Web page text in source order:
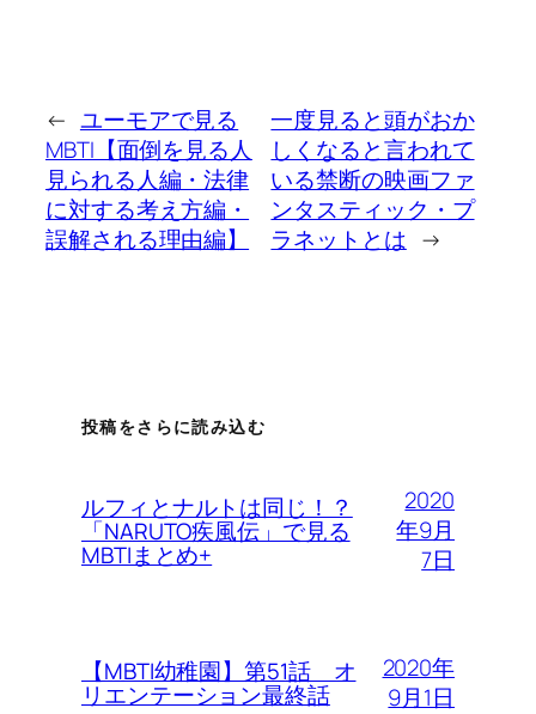
← ユーモアで見る
MBTI【面倒を見る人
見られる人編・法律
に対する考え方編・
誤解される理由編】
一度見ると頭がおか
しくなると言われて
いる禁断の映画ファ
ンタスティック・プ
ラネットとは →
投稿をさらに読み込む
ルフィとナルトは同じ！？
「NARUTO疾風伝」で見る
MBTIまとめ+
2020
年9月
7日
【MBTI幼稚園】第51話 オ
リエンテーション最終話
2020年
9月1日